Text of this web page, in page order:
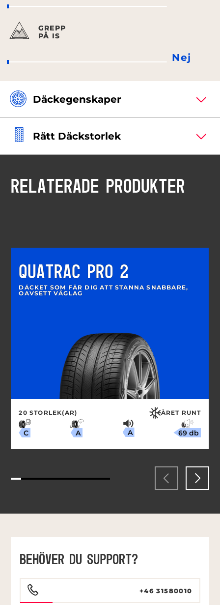
GREPP
PÅ IS
Nej
Däckegenskaper
Rätt Däckstorlek
RELATERADE PRODUKTER
QUATRAC PRO 2
DÄCKET SOM FÅR DIG ATT STANNA SNABBARE,
OAVSETT VÄGLAG
20 STORLEK(AR) ÅRET RUNT
C A A 69 db
BEHÖVER DU SUPPORT?
+46 31580010